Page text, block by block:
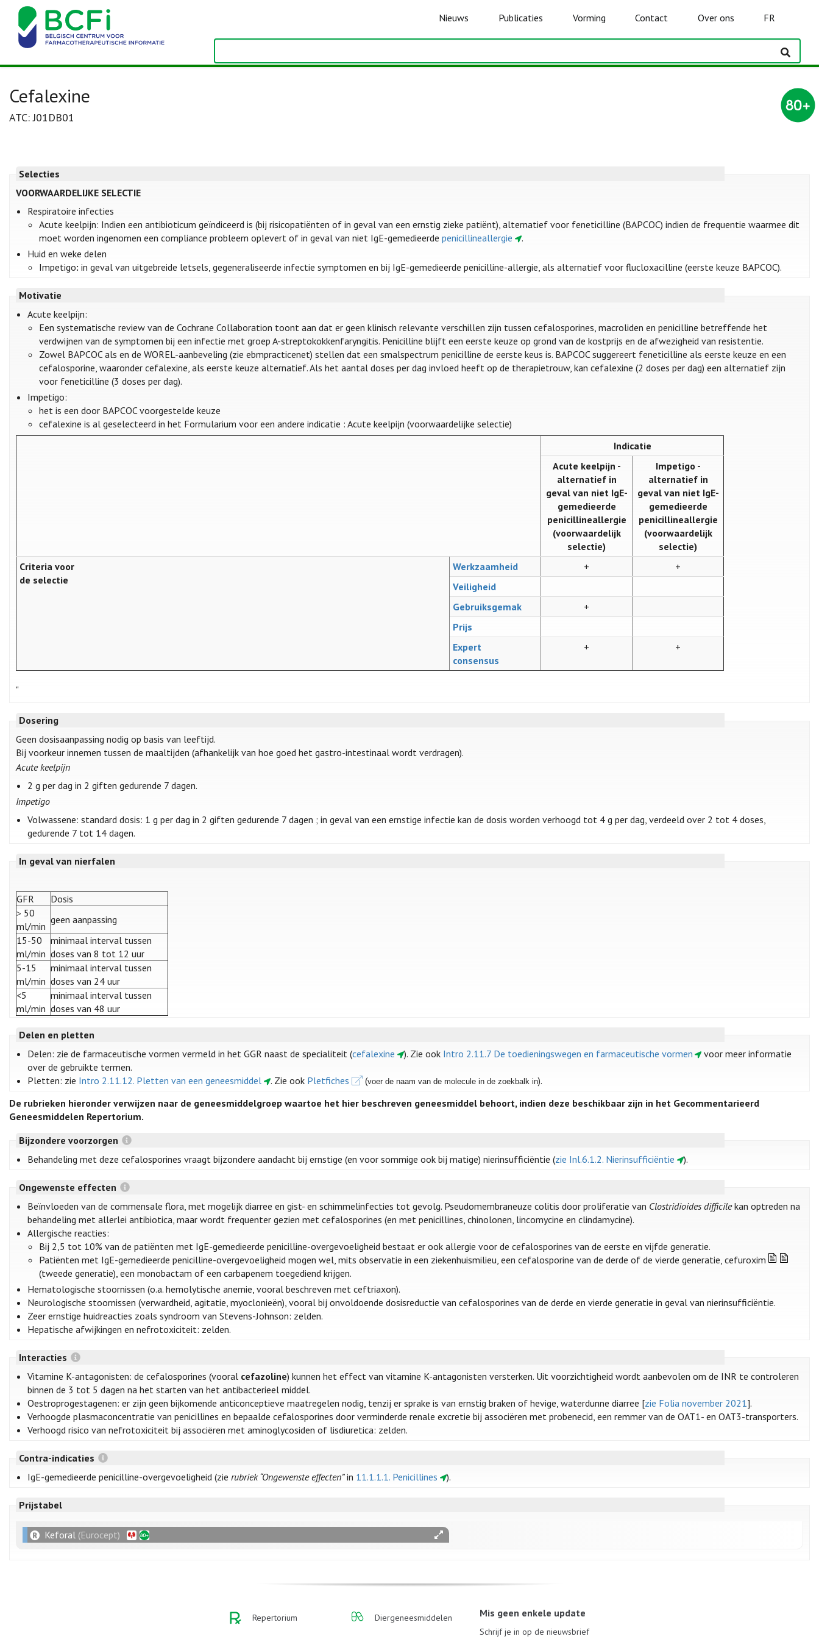
Nieuws Publicaties Vorming Contact Over ons FR
Cefalexine
ATC: J01DB01
Selecties
VOORWAARDELIJKE SELECTIE
Respiratoire infecties
Acute keelpijn: Indien een antibioticum geïndiceerd is (bij risicopatiënten of in geval van een ernstig zieke patiënt), alternatief voor feneticilline (BAPCOC) indien de frequentie waarmee dit
moet worden ingenomen een compliance probleem oplevert of in geval van niet IgE-gemedieerdepenicillineallergie
.
Huid en weke delen
Impetigo: in geval van uitgebreide letsels, gegeneraliseerde infectie symptomen en bij IgE-gemedieerde penicilline-allergie, als alternatief voor flucloxacilline (eerste keuze BAPCOC).
Motivatie
Acute keelpijn:
Een systematische review van de Cochrane Collaboration toont aan dat er geen klinisch relevante verschillen zijn tussen cefalosporines, macroliden en penicilline betreffende het
verdwijnen van de symptomen bij een infectie met groep A-streptokokkenfaryngitis. Penicilline blijft een eerste keuze op grond van de kostprijs en de afwezigheid van resistentie​​​​​​​​​​​​​​​​​​.
Zowel BAPCOC als en de WOREL-aanbeveling (zie ebmpracticenet) stellen dat een smalspectrum penicilline de eerste keus is. BAPCOC suggereert feneticilline als eerste keuze en een
cefalosporine, waaronder cefalexine, als eerste keuze alternatief. Als het aantal doses per dag invloed heeft op de therapietrouw, kan cefalexine (2 doses per dag) een alternatief zijn
voor feneticilline (3 doses per dag).
Impetigo:
het is een door BAPCOC voorgestelde keuze
cefalexine is al geselecteerd in het Formularium voor een andere indicatie : Acute keelpijn (voorwaardelijke selectie)
Indicatie
Acute keelpijn -
alternatief in
geval van niet IgE-
gemedieerde
penicillineallergie
(voorwaardelijk
selectie)
Impetigo -
alternatief in
geval van niet IgE-
gemedieerde
penicillineallergie
(voorwaardelijk
selectie)
Criteria voor
de selectie
Werkzaamheid +
+
Veiligheid
Gebruiksgemak
+
Prijs
Expert
consensus
+ +
"
Dosering
Geen dosisaanpassing nodig op basis van leeftijd.
Bij voorkeur innemen tussen de maaltijden (afhankelijk van hoe goed het gastro-intestinaal wordt verdragen).
Acute keelpijn
2 g per dag in 2 giften gedurende 7 dagen.
Impetigo
Volwassene: standard dosis: 1 g per dag in 2 giften gedurende 7 dagen ; in geval van een ernstige infectie kan de dosis worden verhoogd tot 4 g per dag, verdeeld over 2 tot 4 doses,
gedurende 7 tot 14 dagen.
In geval van nierfalen
GFR Dosis
> 50
ml/min
geen aanpassing
15-50
ml/min
minimaal interval tussen
doses van 8 tot 12 uur
5-15
ml/min
minimaal interval tussen
doses van 24 uur
<5
ml/min
minimaal interval tussen
doses van 48 uur
Delen en pletten
Delen: zie de farmaceutische vormen vermeld in het GGR naast de specialiteit (cefalexine ). Zie ook Intro 2.11.7 De toedieningswegen en farmaceutische vormen
voor meer informatie
over de gebruikte termen.
Pletten: zie Intro 2.11.12. Pletten van een geneesmiddel . Zie ook Pletfiches (voer de naam van de molecule in de zoekbalk in).
De rubrieken hieronder verwijzen naar de geneesmiddelgroep waartoe het hier beschreven geneesmiddel behoort, indien deze beschikbaar zijn in het Gecommentarieerd
Geneesmiddelen Repertorium.
Bijzondere voorzorgen
Behandeling met deze cefalosporines vraagt bijzondere aandacht bij ernstige (en voor sommige ook bij matige) nierinsufficiëntie (zie Inl.6.1.2. Nierinsufficiëntie ).
Ongewenste effecten
Beïnvloeden van de commensale flora, met mogelijk diarree en gist- en schimmelinfecties tot gevolg. Pseudomembraneuze colitis door proliferatie van Clostridioides difficilekan optreden na
behandeling met allerlei antibiotica, maar wordt frequenter gezien met cefalosporines (en met penicillines, chinolonen, lincomycine en clindamycine).
Allergische reacties:
Bij 2,5 tot 10% van de patiënten met IgE-gemedieerde penicilline-overgevoeligheid bestaat er ook allergie voor de cefalosporines van de eerste en vijfde generatie.
Patiënten met IgE-gemedieerde penicilline-overgevoeligheid mogen wel, mits observatie in een ziekenhuismilieu, een cefalosporine van de derde of de vierde generatie, cefuroxim
(tweede generatie), een monobactam of een carbapenem toegediend krijgen.
Hematologische stoornissen (o.a. hemolytische anemie, vooral beschreven met ceftriaxon).
Neurologische stoornissen (verwardheid, agitatie, myoclonieën), vooral bij onvoldoende dosisreductie van cefalosporines van de derde en vierde generatie in geval van nierinsufficiëntie.
Zeer ernstige huidreacties zoals syndroom van Stevens-Johnson: zelden.
Hepatische afwijkingen en nefrotoxiciteit: zelden.
Interacties
Vitamine K-antagonisten: de cefalosporines (vooral cefazoline) kunnen het effect van vitamine K-antagonisten versterken. Uit voorzichtigheid wordt aanbevolen om de INR te controleren
binnen de 3 tot 5 dagen na het starten van het antibacterieel middel.
Oestroprogestagenen: er zijn geen bijkomende anticonceptieve maatregelen nodig, tenzij er sprake is van ernstig braken of hevige, waterdunne diarree [zie Folia november 2021].
Verhoogde plasmaconcentratie van penicillines en bepaalde cefalosporines door verminderde renale excretie bij associëren met probenecid, een remmer van de OAT1- en OAT3-transporters.
Verhoogd risico van nefrotoxiciteit bij associëren met aminoglycosiden of lisdiuretica: zelden.
Contra-indicaties
IgE-gemedieerde penicilline-overgevoeligheid (zierubriek “Ongewenste effecten”in 11.1.1.1. Penicillines ).
Prijstabel
Keforal (Eurocept)
Repertorium Diergeneesmiddelen Mis geen enkele update
Schrijf je in op de nieuwsbrief